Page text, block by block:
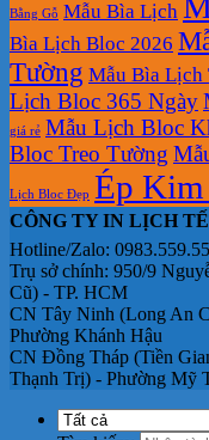
Bằng Gỗ Mẫu Bìa Lịch
Bìa Lịch Bloc 2026
Tường Mẫu Bìa Lịch
Lịch Bloc 365 Ngày
giá rẻ Mẫu Lịch Bloc
Bloc Treo Tường
Lịch Bloc Đẹp Ép
CÔNG TY IN LỊCH
Hotline/Zalo:
Trụ sở chính: 950/9
Cũ) - TP. HCM
CN Tây Ninh (Long An
Phường Khánh Hậu
CN Đồng Tháp (Tiền
Thạnh Trị) - Phường Mỹ